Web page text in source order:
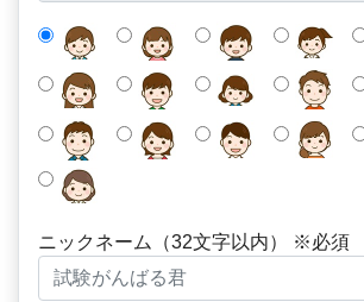
ニックネーム（32文字以内） ※必須